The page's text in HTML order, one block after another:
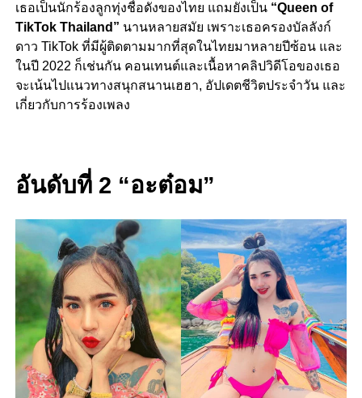
เธอเป็นนักร้องลูกทุ่งชื่อดังของไทย แถมยังเป็น “Queen of
TikTok Thailand” นานหลายสมัย เพราะเธอครองบัลลังก์
ดาว TikTok ที่มีผู้ติดตามมากที่สุดในไทยมาหลายปีซ้อน และ
ในปี 2022 ก็เช่นกัน คอนเทนต์และเนื้อหาคลิปวิดีโอของเธอ
จะเน้นไปแนวทางสนุกสนานเฮฮา, อัปเดตชีวิตประจำวัน และ
เกี่ยวกับการร้องเพลง
อันดับที่ 2 “อะต๋อม”